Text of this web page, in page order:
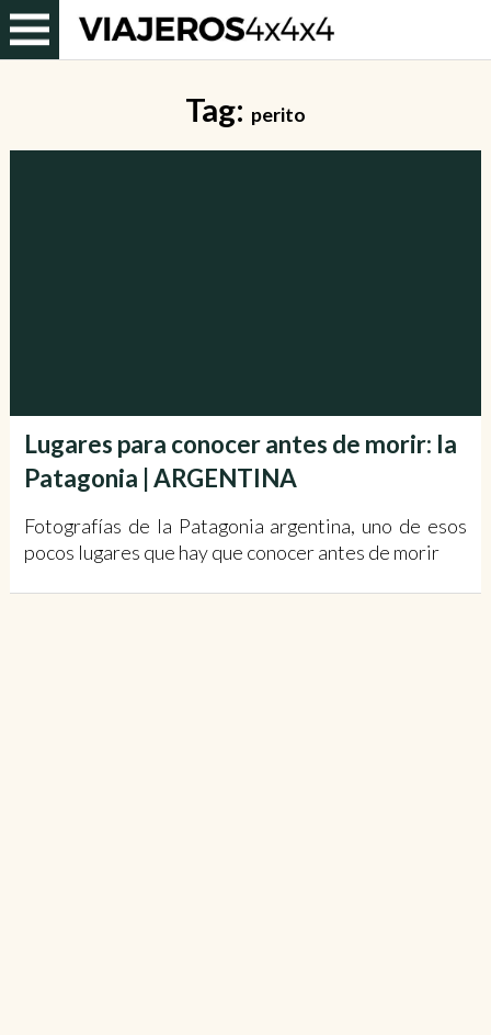
Tag: perito
Lugares para conocer antes de morir: la
Patagonia | ARGENTINA
Fotografías de la Patagonia argentina, uno de esos
pocos lugares que hay que conocer antes de morir